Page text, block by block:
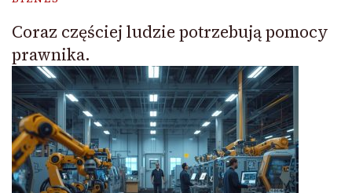
Coraz częściej ludzie potrzebują pomocy
prawnika.